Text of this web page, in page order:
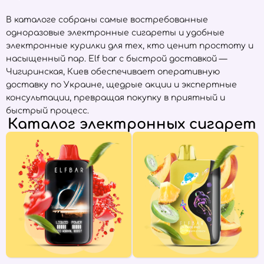
В каталоге собраны самые востребованные
одноразовые электронные сигареты и удобные
электронные курилки для тех, кто ценит простоту и
насыщенный пар. Elf bar с быстрой доставкой —
Чигиринская, Киев обеспечивает оперативную
доставку по Украине, щедрые акции и экспертные
консультации, превращая покупку в приятный и
быстрый процесс.
Каталог электронных сигарет